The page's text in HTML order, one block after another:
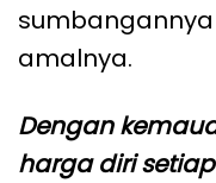
amalnya.
Dengan
harga diri